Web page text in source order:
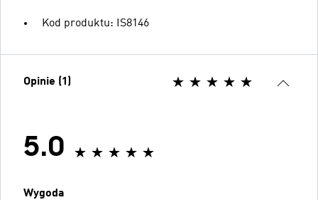
Kod produktu: IS8146
Opinie (1)
5.0
Wygoda